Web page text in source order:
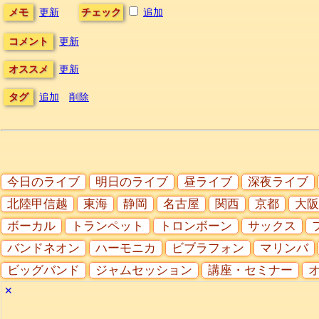
メモ 更新 チェック 追加
コメント 更新
オススメ 更新
タグ 追加 削除
今日のライブ 明日のライブ 昼ライブ
深夜ライブ
北陸甲信越
東海 静岡 名古屋 関西 京都
大阪
ボーカル
トランペット トロンボーン サックス
バンドネオン
ハーモニカ ビブラフォン
マリンバ
ビッグバンド
ジャムセッション 講座・セミナー
✕